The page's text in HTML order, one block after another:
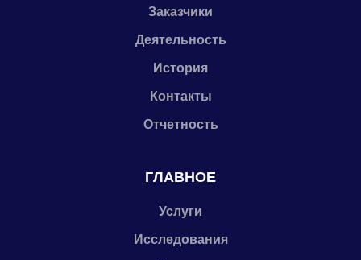
Заказчики
Деятельность
История
Контакты
Отчетность
ГЛАВНОЕ
Услуги
Исследования